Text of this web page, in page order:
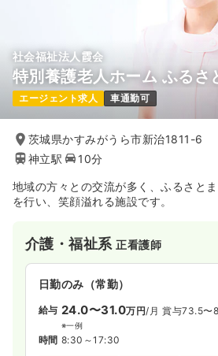
社会福祉法人霞会
特別養護老人ホーム ふるさ
エージェント求人 車通勤可
茨城県かすみがうら市新治1811-6
神立駅
10分
地域の方々との交流が多く、ふるさと
を行い、笑顔溢れる施設です。
介護・福祉系正看護師
日勤のみ（常勤）
給与 24.0〜31.0万円/月 賞与73.5〜
※一例
時間 8:30～17:30